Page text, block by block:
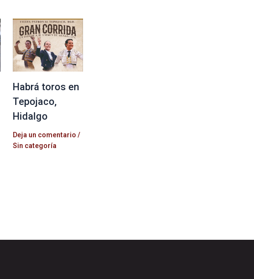
Habrá toros en
Tepojaco,
Hidalgo
Deja un comentario /
Sin categoría